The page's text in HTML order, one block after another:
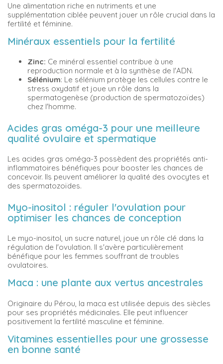
Une alimentation riche en nutriments et une
supplémentation ciblée peuvent jouer un rôle crucial dans la
fertilité et féminine.
Minéraux essentiels pour la fertilité
Zinc: Ce minéral essentiel contribue à une
reproduction normale et à la synthèse de l'ADN.
Sélénium: Le sélénium protège les cellules contre le
stress oxydatif et joue un rôle dans la
spermatogenèse (production de spermatozoïdes)
chez l'homme.
Acides gras oméga-3 pour une meilleure
qualité ovulaire et spermatique
Les acides gras oméga-3 possèdent des propriétés anti-
inflammatoires bénéfiques pour booster les chances de
concevoir. Ils peuvent améliorer la qualité des ovocytes et
des spermatozoïdes.
Myo-inositol : réguler l'ovulation pour
optimiser les chances de conception
Le myo-inositol, un sucre naturel, joue un rôle clé dans la
régulation de l'ovulation. Il s'avère particulièrement
bénéfique pour les femmes souffrant de troubles
ovulatoires.
Maca : une plante aux vertus ancestrales
Originaire du Pérou, la maca est utilisée depuis des siècles
pour ses propriétés médicinales. Elle peut influencer
positivement la fertilité masculine et féminine.
Vitamines essentielles pour une grossesse
en bonne santé